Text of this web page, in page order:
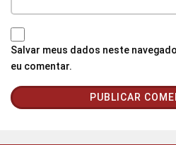
Salvar meus dados neste
eu comentar.